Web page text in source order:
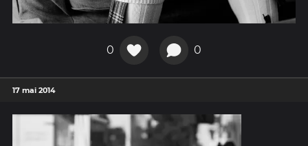
0 0
17 mai 2014